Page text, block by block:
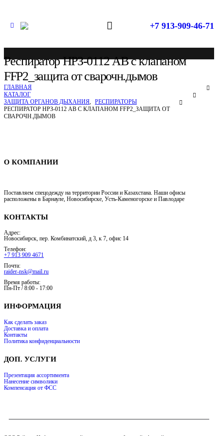
+7 913-909-46-71
Респиратор НРЗ-0112 АВ с клапаном
FFP2_защита от сварочн.дымов
ГЛАВНАЯ
КАТАЛОГ
ЗАЩИТА ОРГАНОВ ДЫХАНИЯ, РЕСПИРАТОРЫ
РЕСПИРАТОР НРЗ-0112 АВ С КЛАПАНОМ FFP2_ЗАЩИТА ОТ
СВАРОЧН.ДЫМОВ
Спецодежда в Новосибирске
О КОМПАНИИ
Поставляем спецодежду на территории России и Казахстана. Наши офисы
расположены в Барнауле, Новосибирске, Усть-Каменогорске и Павлодаре
КОНТАКТЫ
Адрес:
Новосибирск, пер. Комбинатский, д 3, к 7, офис 14
Телефон:
+7 913 909 4671
Почта:
raider-nsk@mail.ru
Время работы:
Пн-Пт / 8:00 - 17:00
ИНФОРМАЦИЯ
Как сделать заказ
Доставка и оплата
Контакты
Политика конфиденциальности
ДОП. УСЛУГИ
Презентация ассортимента
Нанесение символики
Компенсация от ФСС